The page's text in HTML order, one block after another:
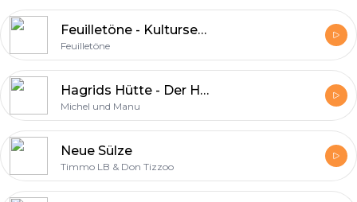
Feuilletöne - Kultursendung für Musik, Film, Serie und Literatur
Feuilletöne
Hagrids Hütte - Der Harry Potter Podcast
Michel und Manu
Neue Sülze
Timmo LB & Don Tizzoo